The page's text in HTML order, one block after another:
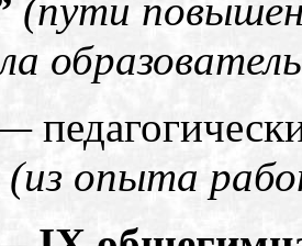
(пути
(из опыта